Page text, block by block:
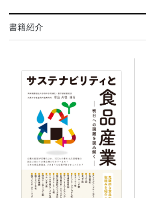
書籍紹介